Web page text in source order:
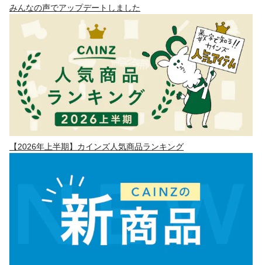
みんなの声でアップデートしました
【2026年上半期】カインズ人気商品ランキング